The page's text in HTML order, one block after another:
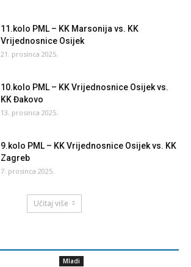
11.kolo PML – KK Marsonija vs. KK
Vrijednosnice Osijek
21. prosinca 2025.
10.kolo PML – KK Vrijednosnice Osijek vs.
KK Đakovo
13. prosinca 2025.
9.kolo PML – KK Vrijednosnice Osijek vs. KK
Zagreb
7. prosinca 2025.
Učitaj više
Mladi